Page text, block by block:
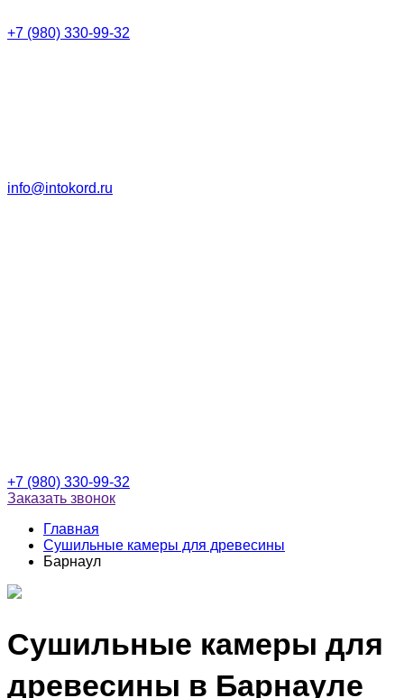
+7 (980) 330-99-32
info@intokord.ru
+7 (980) 330-99-32
Заказать звонок
Главная
Сушильные камеры для древесины
Барнаул
Сушильные камеры для
древесины в Барнауле